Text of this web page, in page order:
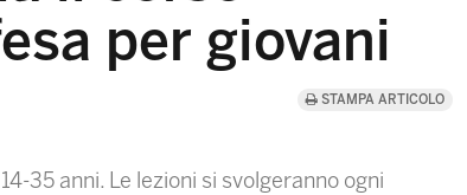
per giovani
STAMPA ARTICOLO
35 anni. Le lezioni si svolgeranno ogni